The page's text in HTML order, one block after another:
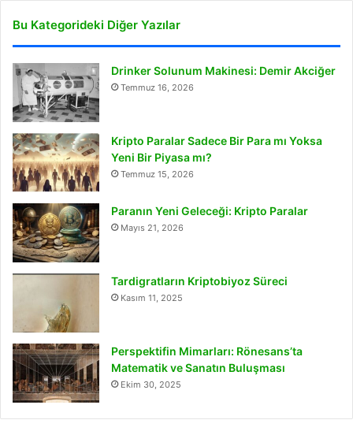
Bu Kategorideki Diğer Yazılar
Drinker Solunum Makinesi: Demir Akciğer
Temmuz 16, 2026
Kripto Paralar Sadece Bir Para mı Yoksa
Yeni Bir Piyasa mı?
Temmuz 15, 2026
Paranın Yeni Geleceği: Kripto Paralar
Mayıs 21, 2026
Tardigratların Kriptobiyoz Süreci
Kasım 11, 2025
Perspektifin Mimarları: Rönesans’ta
Matematik ve Sanatın Buluşması
Ekim 30, 2025